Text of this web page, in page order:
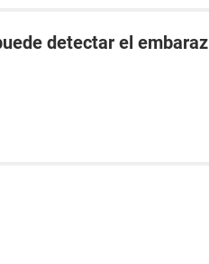
detectar el embaraz